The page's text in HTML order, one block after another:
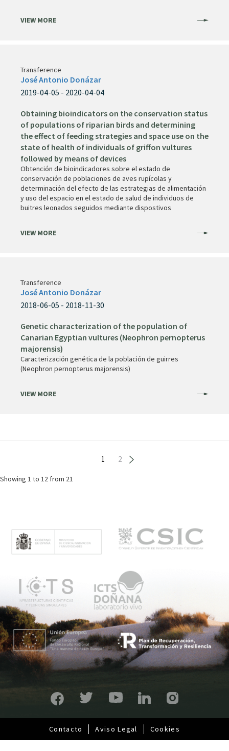
VIEW MORE
Transference
José Antonio Donázar
2019-04-05 - 2020-04-04
Obtaining bioindicators on the conservation status
of populations of riparian birds and determining
the effect of feeding strategies and space use on the
state of health of individuals of griffon vultures
followed by means of devices
Obtención de bioindicadores sobre el estado de
conservación de poblaciones de aves rupícolas y
determinación del efecto de las estrategias de alimentación
y uso del espacio en el estado de salud de individuos de
buitres leonados seguidos mediante dispostivos
VIEW MORE
Transference
José Antonio Donázar
2018-06-05 - 2018-11-30
Genetic characterization of the population of
Canarian Egyptian vultures (Neophron pernopterus
majorensis)
Caracterización genética de la población de guirres
(Neophron pernopterus majorensis)
VIEW MORE
Current
1 Page
2
Showing 1 to 12 from 21
e
n
ú
p
r
i
n
c
p
a
l
Pie
Contacto Aviso Legal Cookies